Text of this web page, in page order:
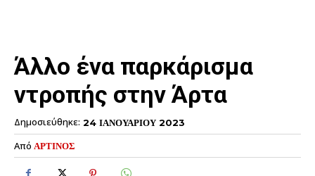
Άλλο ένα παρκάρισμα
ντροπής στην Άρτα
Δημοσιεύθηκε: 24 ΙΑΝΟΥΑΡΙΟΥ 2023
Από ΑΡΤΙΝΟΣ